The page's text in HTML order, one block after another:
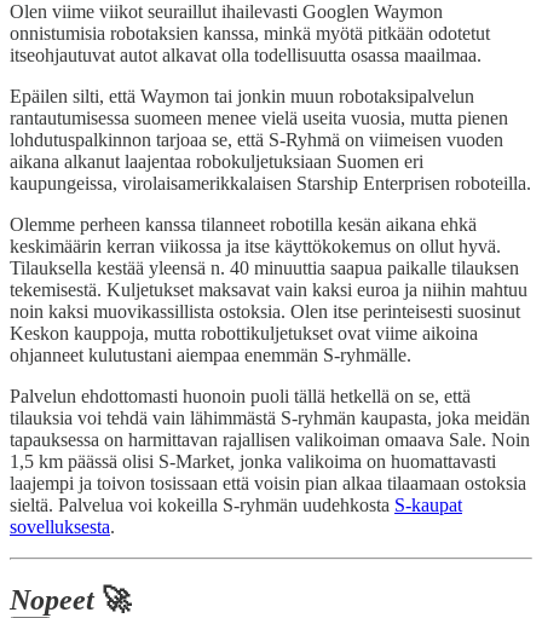
Olen viime viikot seuraillut ihailevasti Googlen Waymon
onnistumisia robotaksien kanssa, minkä myötä pitkään odotetut
itseohjautuvat autot alkavat olla todellisuutta osassa maailmaa.
Epäilen silti, että Waymon tai jonkin muun robotaksipalvelun
rantautumisessa suomeen menee vielä useita vuosia, mutta pienen
lohdutuspalkinnon tarjoaa se, että S-Ryhmä on viimeisen vuoden
aikana alkanut laajentaa robokuljetuksiaan Suomen eri
kaupungeissa, virolaisamerikkalaisen Starship Enterprisen roboteilla.
Olemme perheen kanssa tilanneet robotilla kesän aikana ehkä
keskimäärin kerran viikossa ja itse käyttökokemus on ollut hyvä.
Tilauksella kestää yleensä n. 40 minuuttia saapua paikalle tilauksen
tekemisestä. Kuljetukset maksavat vain kaksi euroa ja niihin mahtuu
noin kaksi muovikassillista ostoksia. Olen itse perinteisesti suosinut
Keskon kauppoja, mutta robottikuljetukset ovat viime aikoina
ohjanneet kulutustani aiempaa enemmän S-ryhmälle.
Palvelun ehdottomasti huonoin puoli tällä hetkellä on se, että
tilauksia voi tehdä vain lähimmästä S-ryhmän kaupasta, joka meidän
tapauksessa on harmittavan rajallisen valikoiman omaava Sale. Noin
1,5 km päässä olisi S-Market, jonka valikoima on huomattavasti
laajempi ja toivon tosissaan että voisin pian alkaa tilaamaan ostoksia
sieltä. Palvelua voi kokeilla S-ryhmän uudehkosta S-kaupat
sovelluksesta.
Nopeet🚀